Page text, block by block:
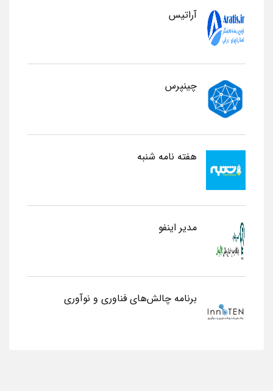
آراتیس
چینپرس
هفته نامه شنبه
مدیر اینفو
برنامه چالش‌های فناوری و نوآوری